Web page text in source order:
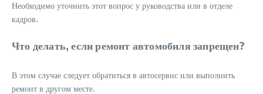
Необходимо уточнить этот вопрос у руководства или в отделе
кадров.
Что делать, если ремонт автомобиля запрещен?
В этом случае следует обратиться в автосервис или выполнить
ремонт в другом месте.